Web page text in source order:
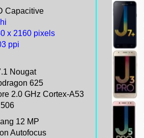
Capacitive
x 2160 pixels
ppi
Nougat
625
2.0 GHz Cortex-A53
12 MP
Autofocus